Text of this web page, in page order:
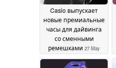
Casio выпускает
новые премиальные
часы для дайвинга
со сменными
ремешками 27 May
2026